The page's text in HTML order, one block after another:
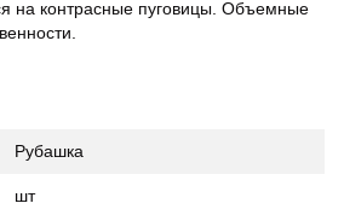
на контрасные пуговицы. Объемные
Рубашка
шт